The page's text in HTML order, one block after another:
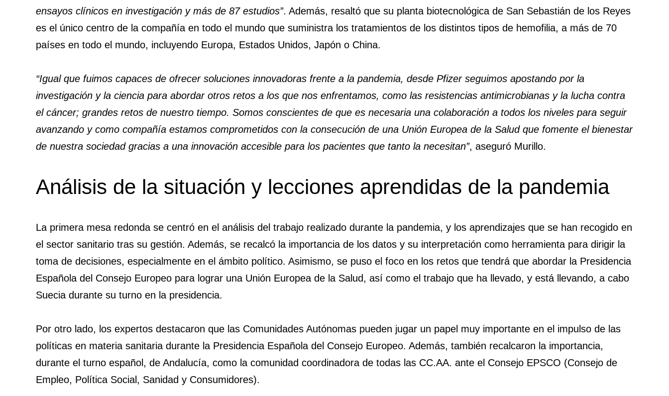
ensayos clínicos en investigación y más de 87 estudios”. Además, resaltó que su planta biotecnológica de San Sebastián de los Reyes
es el único centro de la compañía en todo el mundo que suministra los tratamientos de los distintos tipos de hemofilia, a más de 70
países en todo el mundo, incluyendo Europa, Estados Unidos, Japón o China.
“Igual que fuimos capaces de ofrecer soluciones innovadoras frente a la pandemia, desde Pfizer seguimos apostando por la
investigación y la ciencia para abordar otros retos a los que nos enfrentamos, como las resistencias antimicrobianas y la lucha contra
el cáncer; grandes retos de nuestro tiempo. Somos conscientes de que es necesaria una colaboración a todos los niveles para seguir
avanzando y como compañía estamos comprometidos con la consecución de una Unión Europea de la Salud que fomente el bienestar
de nuestra sociedad gracias a una innovación accesible para los pacientes que tanto la necesitan”, aseguró Murillo.
Análisis de la situación y lecciones aprendidas de la pandemia
La primera mesa redonda se centró en el análisis del trabajo realizado durante la pandemia, y los aprendizajes que se han recogido en
el sector sanitario tras su gestión. Además, se recalcó la importancia de los datos y su interpretación como herramienta para dirigir la
toma de decisiones, especialmente en el ámbito político. Asimismo, se puso el foco en los retos que tendrá que abordar la Presidencia
Española del Consejo Europeo para lograr una Unión Europea de la Salud, así como el trabajo que ha llevado, y está llevando, a cabo
Suecia durante su turno en la presidencia.
Por otro lado, los expertos destacaron que las Comunidades Autónomas pueden jugar un papel muy importante en el impulso de las
políticas en materia sanitaria durante la Presidencia Española del Consejo Europeo. Además, también recalcaron la importancia,
durante el turno español, de Andalucía, como la comunidad coordinadora de todas las CC.AA. ante el Consejo EPSCO (Consejo de
Empleo, Política Social, Sanidad y Consumidores).